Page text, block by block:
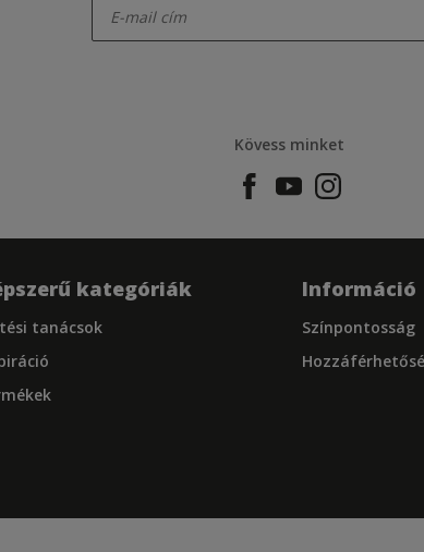
Kövess minket
kategóriák
tanácsok
Információ
Színpontosság